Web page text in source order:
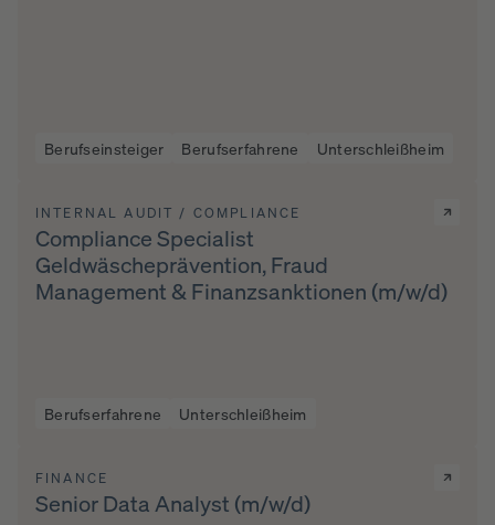
Berufseinsteiger Berufserfahrene Unterschleißheim
INTERNAL AUDIT / COMPLIANCE
Compliance Specialist
Geldwäscheprävention, Fraud
Management & Finanzsanktionen (m/w/d)
Berufserfahrene Unterschleißheim
FINANCE
Senior Data Analyst (m/w/d)